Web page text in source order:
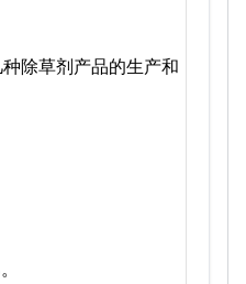
除草剂产品的生产和